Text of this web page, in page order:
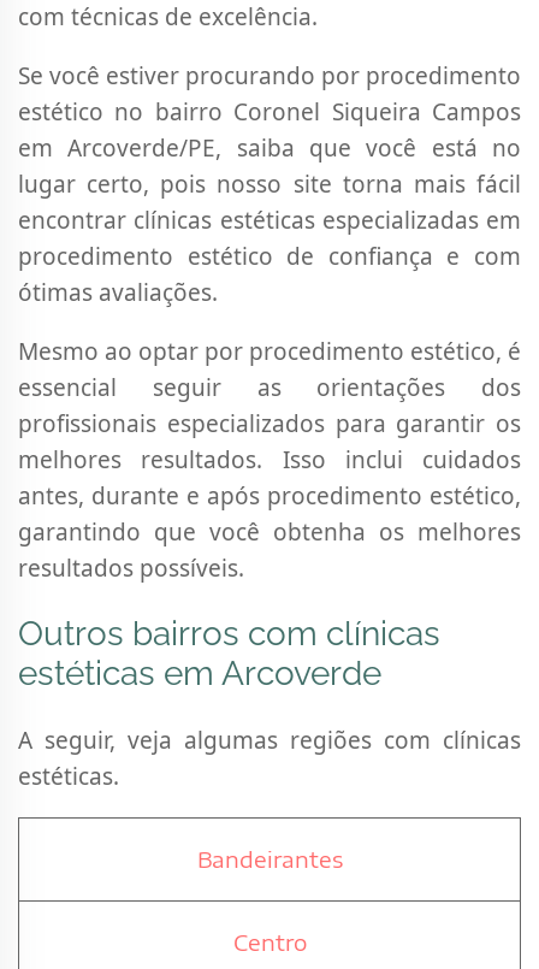
com técnicas de excelência.
Se você estiver procurando por procedimento
estético no bairro Coronel Siqueira Campos
em Arcoverde/PE, saiba que você está no
lugar certo, pois nosso site torna mais fácil
encontrar clínicas estéticas especializadas em
procedimento estético de confiança e com
ótimas avaliações.
Mesmo ao optar por procedimento estético, é
essencial seguir as orientações dos
profissionais especializados para garantir os
melhores resultados. Isso inclui cuidados
antes, durante e após procedimento estético,
garantindo que você obtenha os melhores
resultados possíveis.
Outros bairros com clínicas
estéticas em Arcoverde
A seguir, veja algumas regiões com clínicas
estéticas.
Bandeirantes
Centro